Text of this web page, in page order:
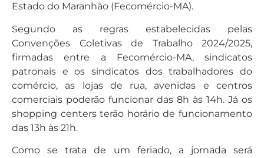
Estado do Maranhão (Fecomércio-MA).
Segundo as regras estabelecidas pelas
Convenções Coletivas de Trabalho 2024/2025,
firmadas entre a Fecomércio-MA, sindicatos
patronais e os sindicatos dos trabalhadores do
comércio, as lojas de rua, avenidas e centros
comerciais poderão funcionar das 8h às 14h. Já os
shopping centers terão horário de funcionamento
das 13h às 21h.
Como se trata de um feriado, a jornada será